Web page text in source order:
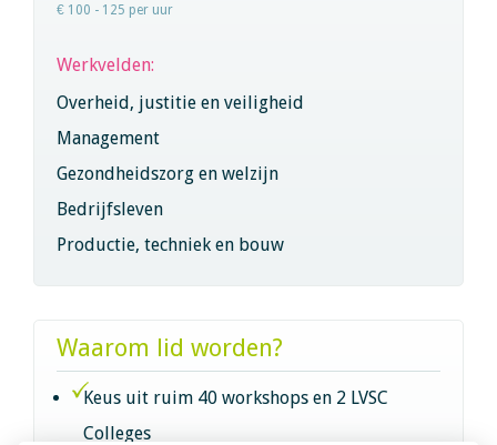
€ 100 - 125 per uur
Werkvelden:
Overheid, justitie en veiligheid
Management
Gezondheidszorg en welzijn
Bedrijfsleven
Productie, techniek en bouw
Waarom lid worden?
Keus uit ruim 40 workshops en 2 LVSC
Colleges